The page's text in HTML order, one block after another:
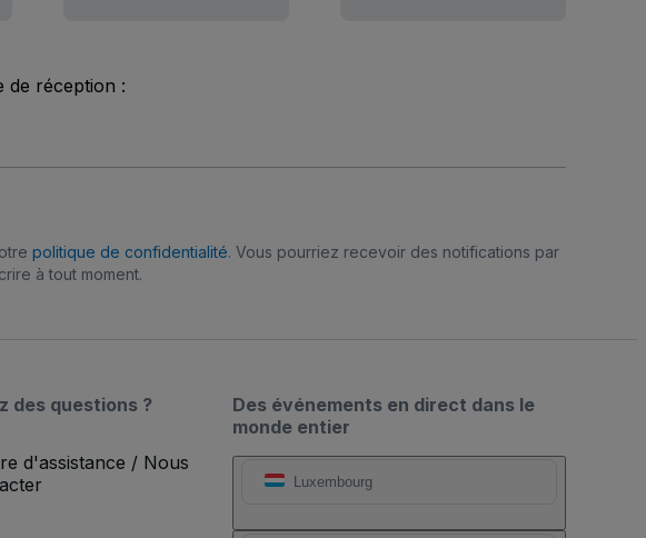
de réception :
politique de confidentialité. Vous pourriez recevoir des notifications par
à tout moment.
Des événements en direct dans le
monde entier
Luxembourg
des questions ?
d'assistance / Nous